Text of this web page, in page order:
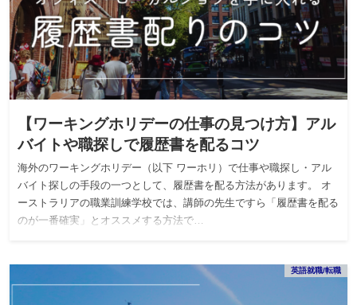
【ワーキングホリデーの仕事の見つけ方】アル
バイトや職探しで履歴書を配るコツ
海外のワーキングホリデー（以下 ワーホリ）で仕事や職探し・アル
バイト探しの手段の一つとして、履歴書を配る方法があります。 オ
ーストラリアの職業訓練学校では、講師の先生ですら「履歴書を配る
のが一番確実」とオススメする方法で…
英語就職/転職